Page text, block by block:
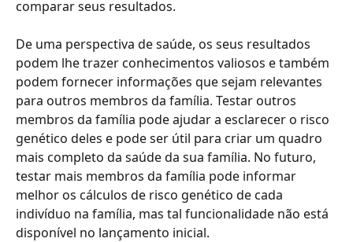
comparar seus resultados.
​​​​​​​​​​​​​​De uma perspectiva de saúde, os seus resultados
podem lhe trazer conhecimentos valiosos e também
podem fornecer informações que sejam relevantes
para outros membros da família. Testar outros
membros da família pode ajudar a esclarecer o risco
genético deles e pode ser útil para criar um quadro
mais completo da saúde da sua família. No futuro,
testar mais membros da família pode informar
melhor os cálculos de risco genético de cada
indivíduo na família, mas tal funcionalidade não está
disponível no lançamento inicial.